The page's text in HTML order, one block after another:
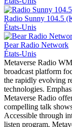
Radio Sunny 104.5
États-Unis
Bear Radio Network
États-Unis
Metaverse Radio
broadcast platform
the rapidly evolving
technologies.
Metaverse Radio
compelling talk
Accessible through
listen program,